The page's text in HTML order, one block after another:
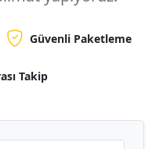
Güvenli Paketleme
Takip